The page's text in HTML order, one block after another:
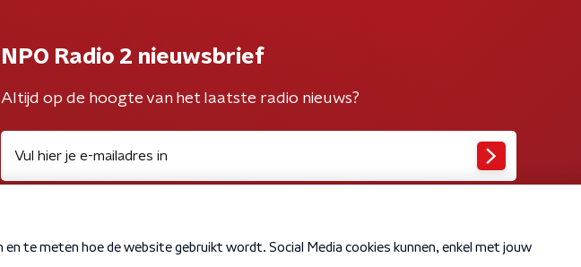
NPO Radio 2 nieuwsbrief
Altijd op de hoogte van het laatste radio nieuws?